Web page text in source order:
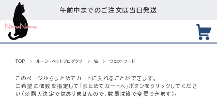
午前中までのご注文は当日発送
TOP ルーシーペットプロダクツ 猫 ウェットフード
このページからまとめてカートに入れることができます。
ご希望の個数を指定して「まとめてカートへ」ボタンをクリックしてくださ
い（※購入決定ではありませんので、数量は後で変更できます）。